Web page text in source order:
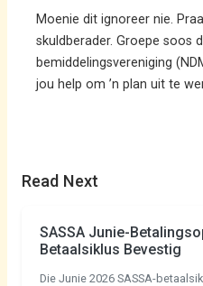
Moenie dit ignoreer nie.
skuldberader. Groepe soos
bemiddelingsvereniging
jou help om ’n plan uit te
Read Next
SASSA Junie-
Betaalsiklus Bevestig
Die Junie 2026 SASSA-